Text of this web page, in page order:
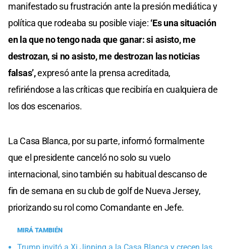
manifestado su frustración ante la presión mediática y
política que rodeaba su posible viaje: ‘Es una situación
en la que no tengo nada que ganar: si asisto, me
destrozan, si no asisto, me destrozan las noticias
falsas’,expresó ante la prensa acreditada,
refiriéndose a las críticas que recibiría en cualquiera de
los dos escenarios.
La Casa Blanca, por su parte, informó formalmente
que el presidente canceló no solo su vuelo
internacional, sino también su habitual descanso de
fin de semana en su club de golf de Nueva Jersey,
priorizando su rol como Comandante en Jefe.
MIRÁ TAMBIÉN